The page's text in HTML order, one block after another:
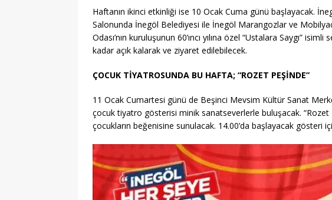
Haftanın ikinci etkinliği ise 10 Ocak Cuma günü başlayacak.
Salonunda İnegöl Belediyesi ile İnegöl Marangozlar ve
Odası’nın kuruluşunun 60’ıncı yılına özel “Ustalara Saygı”
kadar açık kalarak ve ziyaret edilebilecek.
ÇOCUK TİYATROSUNDA BU HAFTA; “ROZET PEŞİNDE”
11 Ocak Cumartesi günü de Beşinci Mevsim Kültür Sanat
çocuk tiyatro gösterisi minik sanatseverlerle buluşacak.
çocukların beğenisine sunulacak. 14.00’da başlayacak gösteri